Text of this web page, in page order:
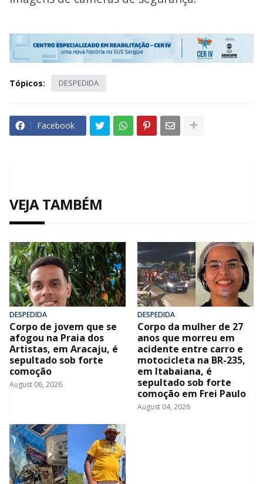
Tópicos: DESPEDIDA
Facebook
VEJA TAMBÉM
DESPEDIDA
Corpo de jovem que se
afogou na Praia dos
Artistas, em Aracaju, é
sepultado sob forte
comoção
August 06, 2026
DESPEDIDA
Corpo da mulher de 27
anos que morreu em
acidente entre carro e
motocicleta na BR-235,
em Itabaiana, é
sepultado sob forte
comoção em Frei Paulo
August 04, 2026